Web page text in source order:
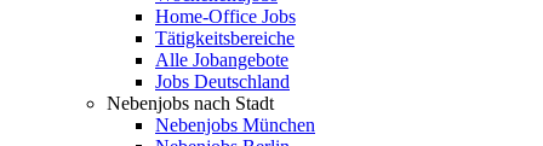
Home-Office Jobs
Tätigkeitsbereiche
Alle Jobangebote
Jobs Deutschland
Nebenjobs nach Stadt
Nebenjobs München